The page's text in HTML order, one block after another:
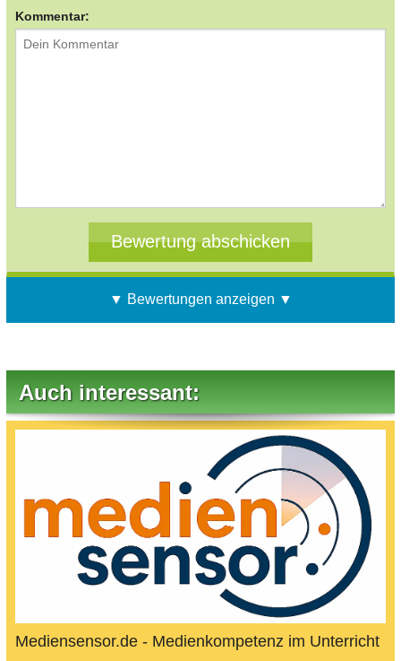
Kommentar:
▼ Bewertungen anzeigen ▼
Auch interessant:
Mediensensor.de - Medienkompetenz im Unterricht